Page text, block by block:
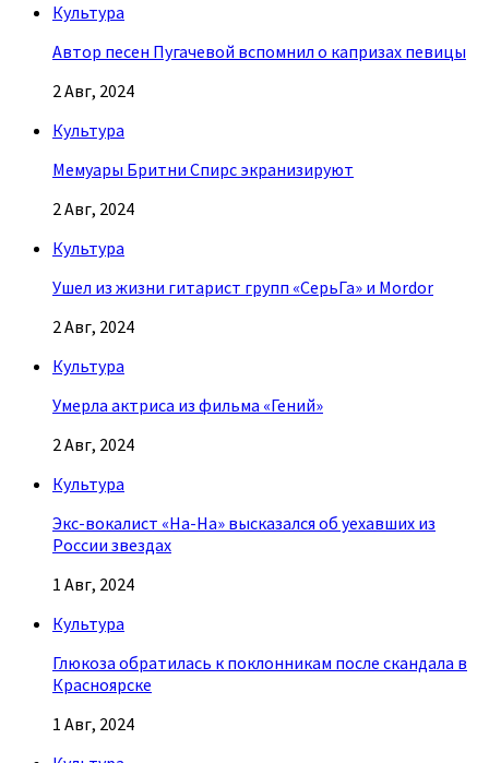
Культура
Автор песен Пугачевой вспомнил о капризах певицы
2 Авг, 2024
Культура
Мемуары Бритни Спирс экранизируют
2 Авг, 2024
Культура
Ушел из жизни гитарист групп «СерьГа» и Mordor
2 Авг, 2024
Культура
Умерла актриса из фильма «Гений»
2 Авг, 2024
Культура
Экс-вокалист «На-На» высказался об уехавших из
России звездах
1 Авг, 2024
Культура
Глюкоза обратилась к поклонникам после скандала в
Красноярске
1 Авг, 2024